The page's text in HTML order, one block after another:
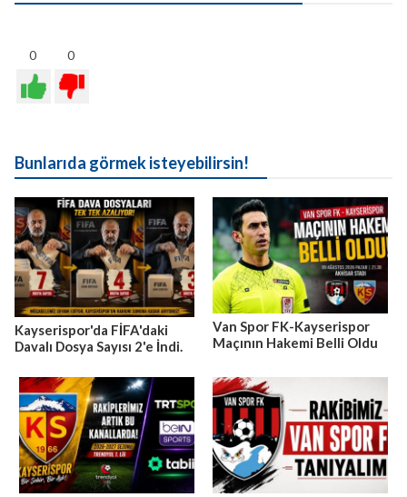
0 0
Bunlarıda görmek isteyebilirsin!
Kayserispor'da FİFA'daki
Davalı Dosya Sayısı 2'e İndi.
Van Spor FK-Kayserispor
Maçının Hakemi Belli Oldu